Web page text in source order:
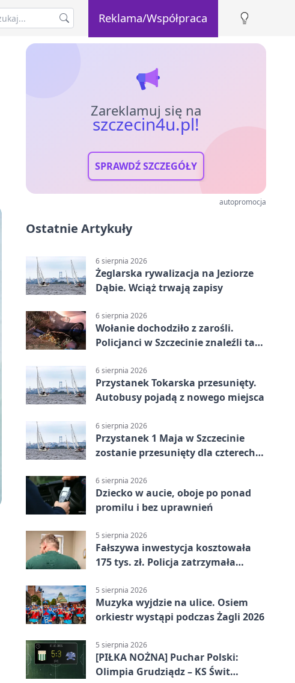
Reklama/Współpraca
Zareklamuj się na
szczecin4u.pl!
SPRAWDŹ SZCZEGÓŁY
autopromocja
Ostatnie Artykuły
6 sierpnia 2026
Żeglarska rywalizacja na Jeziorze
Dąbie. Wciąż trwają zapisy
6 sierpnia 2026
Wołanie dochodziło z zarośli.
Policjanci w Szczecinie znaleźli tam
6 sierpnia 2026
Przystanek Tokarska przesunięty.
Autobusy pojadą z nowego miejsca
6 sierpnia 2026
Przystanek 1 Maja w Szczecinie
zostanie przesunięty dla czterech
6 sierpnia 2026
Dziecko w aucie, oboje po ponad
promilu i bez uprawnień
5 sierpnia 2026
Fałszywa inwestycja kosztowała
175 tys. zł. Policja zatrzymała
5 sierpnia 2026
Muzyka wyjdzie na ulice. Osiem
orkiestr wystąpi podczas Żagli 2026
5 sierpnia 2026
[PIŁKA NOŻNA] Puchar Polski:
Olimpia Grudziądz – KS Świt